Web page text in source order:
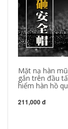
Mặt nạ hàn
gắn trên đầu
hiểm hàn hồ
211,000 đ